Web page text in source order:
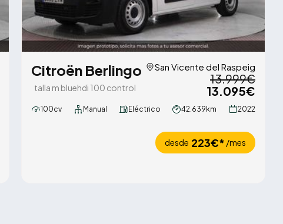
Citroën Berlingo
talla m bluehdi 100 control
San Vicente del Raspeig
13.999€
13.095€
100cv Manual Eléctrico 42.639km 2022
desde 223€* /mes